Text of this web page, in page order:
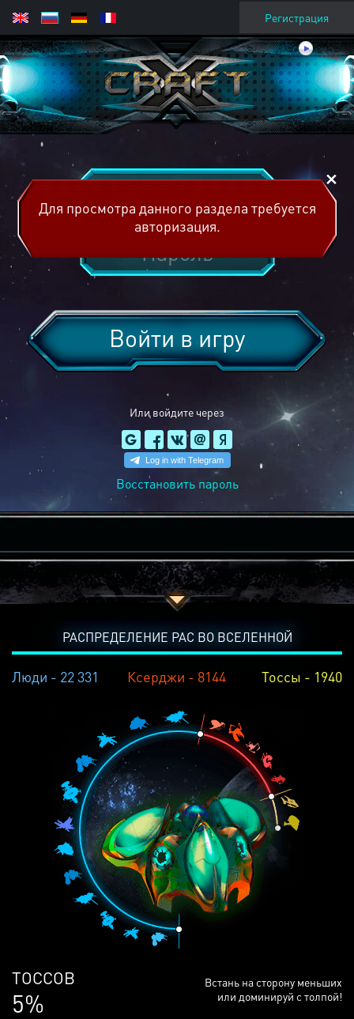
Регистрация
Или войдите через
Войти в игру
Восстановить пароль
Для просмотра данного раздела требуется
авторизация.
РАСПРЕДЕЛЕНИЕ РАС ВО ВСЕЛЕННОЙ
Люди - 22 331 Ксерджи - 8144 Тоссы - 1940
ЛЮДЕЙ
68%
Встань на сторону меньших
или доминируй с толпой!